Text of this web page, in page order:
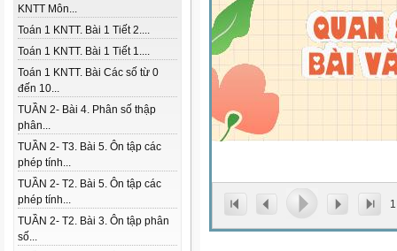
KNTT Môn...
Toán 1 KNTT. Bài 1 Tiết 2....
Toán 1 KNTT. Bài 1 Tiết 1....
Toán 1 KNTT. Bài Các số từ 0
đến 10...
TUẦN 2- Bài 4. Phân số thập
phân...
TUẦN 2- T3. Bài 5. Ôn tập các
phép tính...
TUẦN 2- T2. Bài 5. Ôn tập các
phép tính...
TUẦN 2- T2. Bài 3. Ôn tập phân
số...
1